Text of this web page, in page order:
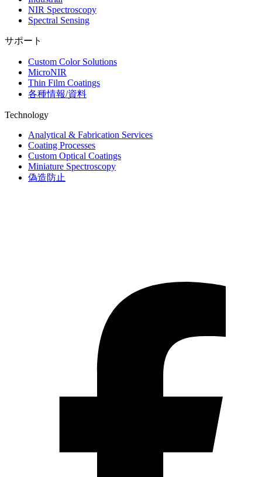
NIR Spectroscopy
Spectral Sensing
サポート
Custom Color Solutions
MicroNIR
Thin Film Coatings
各種情報/資料
Technology
Analytical & Fabrication Services
Coating Processes
Custom Optical Coatings
Miniature Spectroscopy
偽造防止